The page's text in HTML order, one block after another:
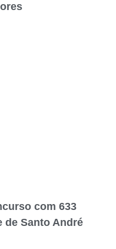
com 633
de Santo André